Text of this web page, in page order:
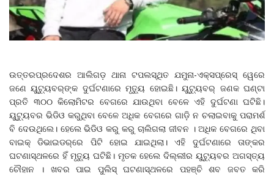
ଉତ୍ତରପ୍ରଦେଶର ଆଲିଗଡ଼ ଥାନା ଟପଲସ୍ଥିତ ଯମୁନା-ଏକ୍ସପ୍ରେସ୍‌ ୱେ‌ରେ
ଜଣେ ୟୁଟ୍ୟୁବର୍‌ଙ୍କ ଦୁର୍ଘଟଣାରେ ମୃତ୍ୟୁ ହୋଇଛି। ୟୁଟ୍ୟୁବର୍‌ ଜଣକ ଘଣ୍ଟା
ପ୍ରତି ୩୦୦ କିଲୋମିଟର ବେଗରେ ଯାଉଥିବା ବେଳେ ଏହି ଦୁର୍ଘଟଣା ଘଟିଛି।
ୟୁଟ୍ୟୁବର ଭିଡିଓ କରୁଥିବା ବେଳେ ଅଧିକ ବେଗରେ ଗାଡ଼ି ନ ଚଲାଇବାକୁ ପରାମର୍ଶ
ବି ଦେଉଥିଲେ। ହେଲେ ଭିଡିଓ କରୁ କରୁ ଚାଲିଗଲା ଜୀବନ । ଅଧିକ ବେଗରେ ଥିବା
ବାଇକ୍‌ ଡିଭାଇଡର୍‌ରେ ପିଟି ହୋଇ ଯାଇଥିଲା। ଏହି ଦୁର୍ଘଟଣାରେ ତାଙ୍କର
ଘଟଣାସ୍ଥଳରେ ହିଁ ମୃତ୍ୟୁ ଘଟିଛି। ମୃତକ ହେଲେ ଦିଲ୍ଲୀର ୟୁଟ୍ୟୁବର ଅଗସ୍ତ୍ୟ
ଚୌହାନ । ଖବର ପାଇ ପୁଲିସ୍‌ ଘଟଣାସ୍ଥଳରେ ପହଞ୍ଚି ଶବ ଜବତ କରି